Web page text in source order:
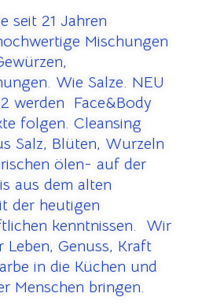
seit 21 Jahren
Mischungen
Wie Salze. NEU
werden Face&Body
folgen. Cleansing
Salz, Blüten, Wurzeln
ölen- auf der
aus dem alten
der heutigen
kenntnissen. Wir
Leben, Genuss, Kraft
in die Küchen und
Menschen bringen.